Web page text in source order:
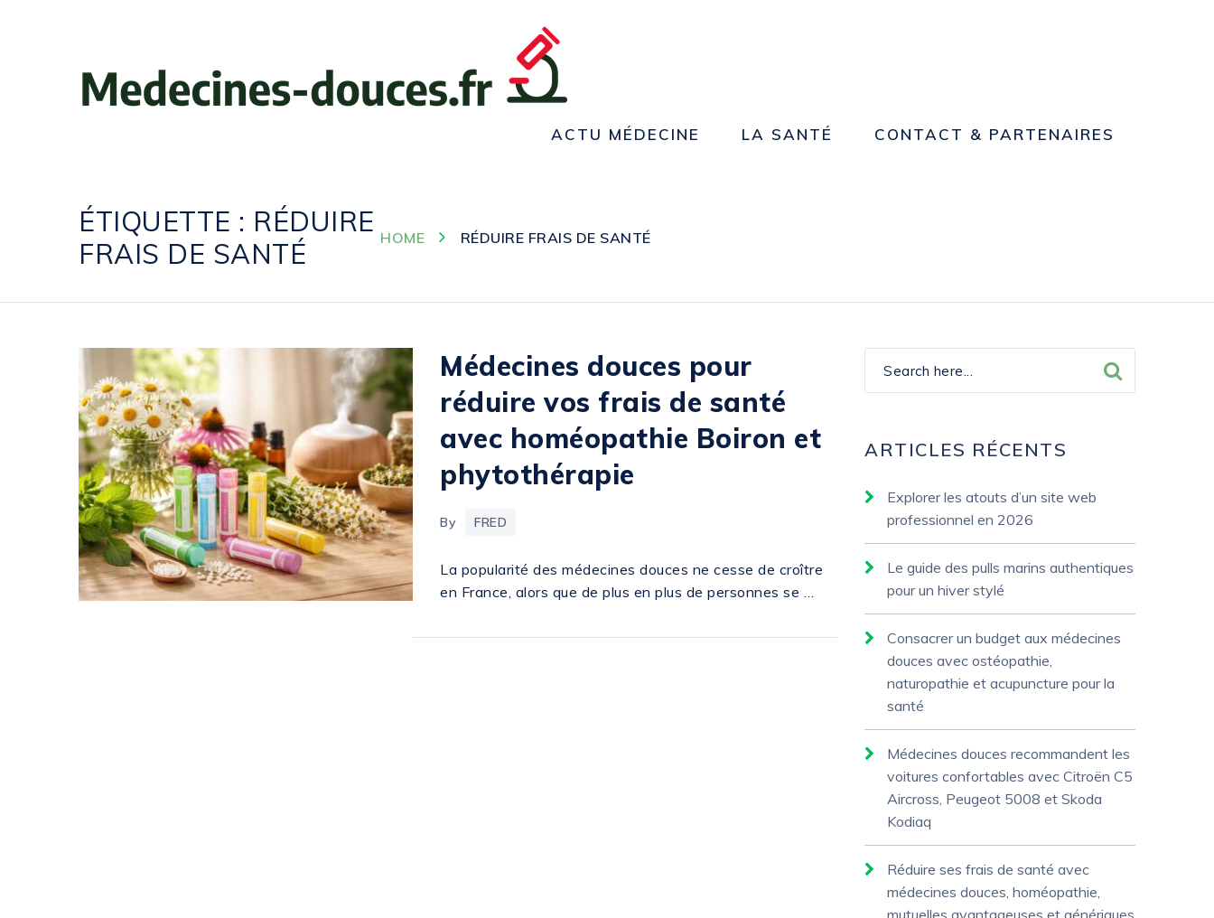
ACTU MÉDECINE LA SANTÉ CONTACT & PARTENAIRES
ÉTIQUETTE : RÉDUIRE
FRAIS DE SANTÉ
HOME RÉDUIRE FRAIS DE SANTÉ
Médecines douces pour
réduire vos frais de santé
avec homéopathie Boiron et
phytothérapie
By FRED
La popularité des médecines douces ne cesse de croître
en France, alors que de plus en plus de personnes se …
ARTICLES RÉCENTS
Explorer les atouts d’un site web
professionnel en 2026
Le guide des pulls marins authentiques
pour un hiver stylé
Consacrer un budget aux médecines
douces avec ostéopathie,
naturopathie et acupuncture pour la
santé
Médecines douces recommandent les
voitures confortables avec Citroën C5
Aircross, Peugeot 5008 et Skoda
Kodiaq
Réduire ses frais de santé avec
médecines douces, homéopathie,
mutuelles avantageuses et génériques